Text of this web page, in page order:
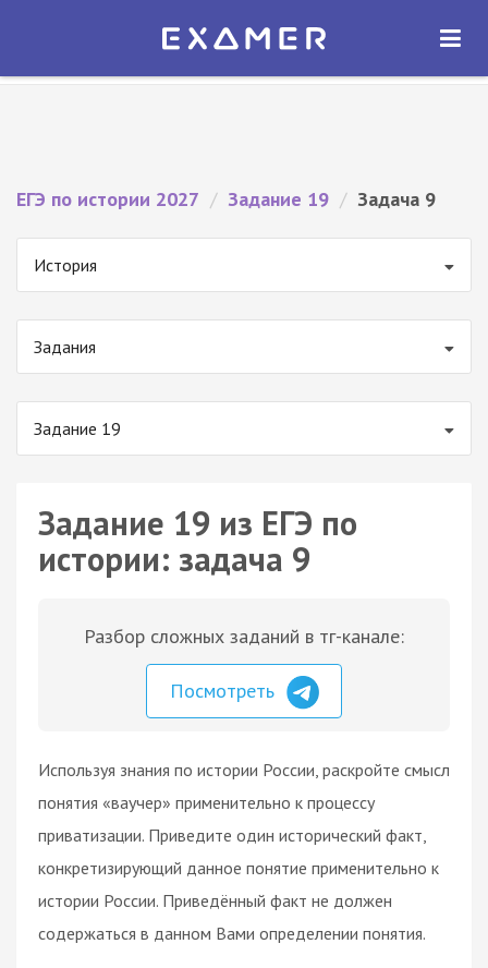
Экзамер — ЕГЭ 2027
ОТКРЫТЬ
ЕГЭ по истории 2027 / Задание 19 / Задача 9
История
Задания
Задание 19
Задание 19 из ЕГЭ по
истории: задача 9
Разбор сложных заданий в тг-канале:
Посмотреть
Используя знания по истории России, раскройте смысл
понятия «ваучер» применительно к процессу
приватизации. Приведите один исторический факт,
конкретизирующий данное понятие применительно к
истории России. Приведённый факт не должен
содержаться в данном Вами определении понятия.